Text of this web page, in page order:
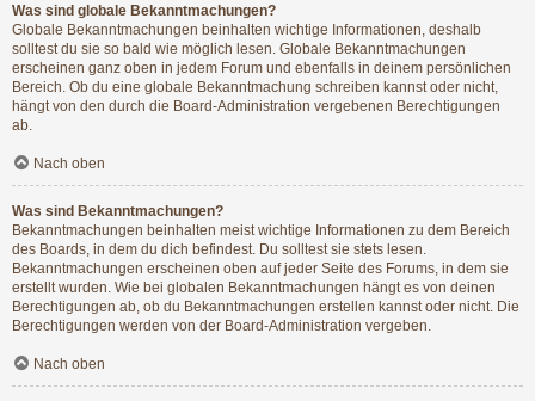
Was sind globale Bekanntmachungen?
Globale Bekanntmachungen beinhalten wichtige Informationen, deshalb
solltest du sie so bald wie möglich lesen. Globale Bekanntmachungen
erscheinen ganz oben in jedem Forum und ebenfalls in deinem persönlichen
Bereich. Ob du eine globale Bekanntmachung schreiben kannst oder nicht,
hängt von den durch die Board-Administration vergebenen Berechtigungen
ab.
Nach oben
Was sind Bekanntmachungen?
Bekanntmachungen beinhalten meist wichtige Informationen zu dem Bereich
des Boards, in dem du dich befindest. Du solltest sie stets lesen.
Bekanntmachungen erscheinen oben auf jeder Seite des Forums, in dem sie
erstellt wurden. Wie bei globalen Bekanntmachungen hängt es von deinen
Berechtigungen ab, ob du Bekanntmachungen erstellen kannst oder nicht. Die
Berechtigungen werden von der Board-Administration vergeben.
Nach oben